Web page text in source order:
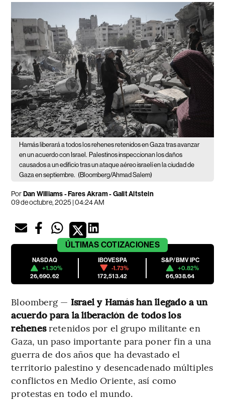
Hamás liberará a todos los rehenes retenidos en Gaza tras avanzar
en un acuerdo con Israel. Palestinos inspeccionan los daños
causados a un edificio tras un ataque aéreo israelí en la ciudad de
Gaza en septiembre. (Bloomberg/Ahmad Salem)
PorDan Williams - Fares Akram - Galit Altstein
09 de octubre, 2025 | 04:24 AM
ÚLTIMAS COTIZACIONES
NASDAQ
+1.30%
26,690.62
IBOVESPA
-1.73%
172,513.42
S&P/BMV IPC
+0.82%
66,938.64
Bloomberg — Israel y Hamás han llegado a un
acuerdo para la liberación de todos los
rehenesretenidos por el grupo militante en
Gaza, un paso importante para poner fin a una
guerra de dos años que ha devastado el
territorio palestino y desencadenado múltiples
conflictos en Medio Oriente, así como
protestas en todo el mundo.